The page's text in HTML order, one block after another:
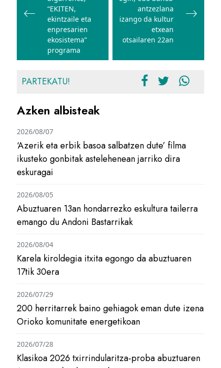
“EKITEN,
ekintzaile eta
enpresarien
ekosistema”
programa
antzezlana
izango da kultur
etxean
otsailaren 22an
PARTEKATU!
Azken albisteak
‘Azerik eta erbik basoa salbatzen dute’ filma
ikusteko gonbitak astelehenean jarriko dira
eskuragai
2026/08/07
Abuztuaren 13an hondarrezko eskultura tailerra
emango du Andoni Bastarrikak
2026/08/05
Karela kiroldegia itxita egongo da abuztuaren
17tik 30era
2026/08/04
200 herritarrek baino gehiagok eman dute izena
Orioko komunitate energetikoan
2026/07/29
Klasikoa 2026 txirrindularitza-proba abuztuaren
2026/07/28